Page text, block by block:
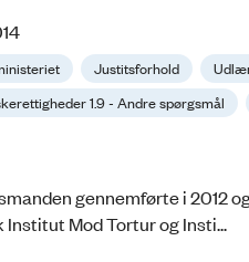
Justitsforhold
1.9 - Andre spørgsmål
gennemførte i 2012
Institut Mod Tortur og Insti...